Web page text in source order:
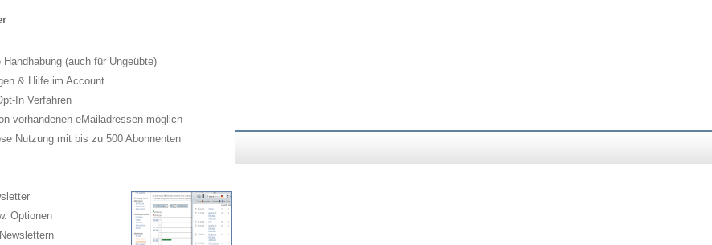
Handhabung (auch für Ungeübte)
& Hilfe im Account
In Verfahren
vorhandenen eMailadressen möglich
Nutzung mit bis zu 500 Abonnenten
Optionen